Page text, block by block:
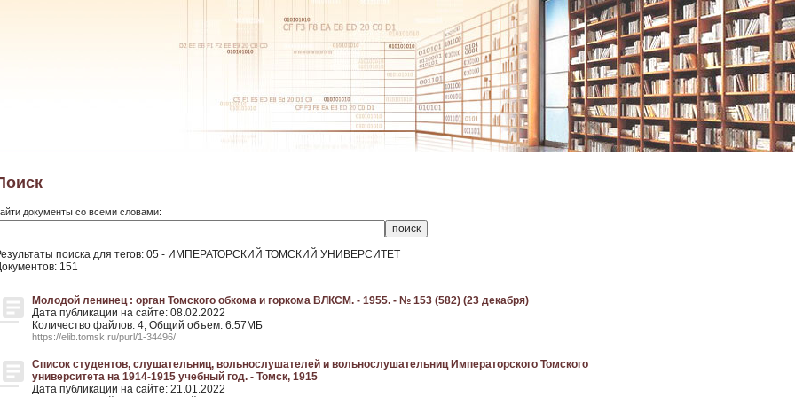
документы со всеми словами:
поиска для тегов: 05 - ИМПЕРАТОРСКИЙ ТОМСКИЙ УНИВЕРСИТЕТ
151
Молодой ленинец : орган Томского обкома и горкома ВЛКСМ. - 1955. - № 153 (582) (23 декабря)
Дата публикации на сайте: 08.02.2022
Количество файлов: 4; Общий объем: 6.57МБ
https://elib.tomsk.ru/purl/1-34496/
Список студентов, слушательниц, вольнослушателей и вольнослушательниц Императорского Томского
университета на 1914-1915 учебный год. - Томск, 1915
Дата публикации на сайте: 21.01.2022